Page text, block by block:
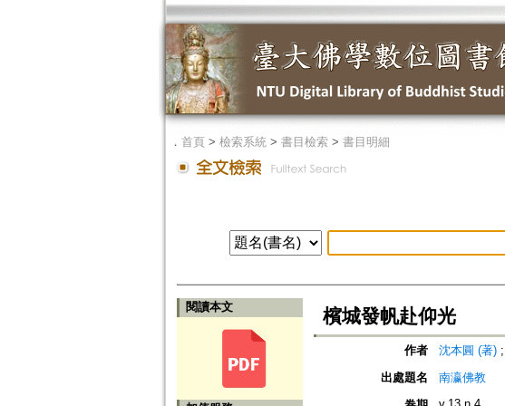
． 首頁> 檢索系統> 書目檢索> 書目明細
閱讀本文 檳城發帆赴仰光
作者 沈本圓 (著);
出處題名
南瀛佛教